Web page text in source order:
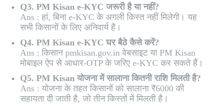
Q3. PM Kisan e-KYC जरूरी है या नहीं?
Ans : हां, बिना e-KYC के अगली किस्त नहीं मिलेगी। यह
सभी किसानों के लिए अनिवार्य है।
Q4. PM Kisan e-KYC घर बैठे कैसे करें?
Ans : किसान pmkisan.gov.in वेबसाइट या PM Kisan
मोबाइल ऐप से आधार-OTP के जरिए e-KYC कर सकते हैं।
Q5. PM Kisan योजना में सालाना कितनी राशि मिलती है?
Ans : योजना के तहत किसानों को सालाना ₹6000 की
सहायता दी जाती है, जो तीन किस्तों में मिलती है।